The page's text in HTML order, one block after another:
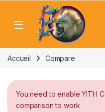
Accueil Compare
You need to enable YITH
comparison to work